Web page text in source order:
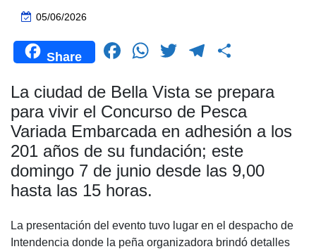
05/06/2026
Share
F
c
e
b
o
o
W
at
s
A
p
T
tt
er
T
e
gr
a
m
m
p
ar
tir
La ciudad de Bella Vista se prepara
para vivir el Concurso de Pesca
Variada Embarcada en adhesión a los
201 años de su fundación; este
domingo 7 de junio desde las 9,00
hasta las 15 horas.
La presentación del evento tuvo lugar en el despacho de
Intendencia donde la peña organizadora brindó detalles